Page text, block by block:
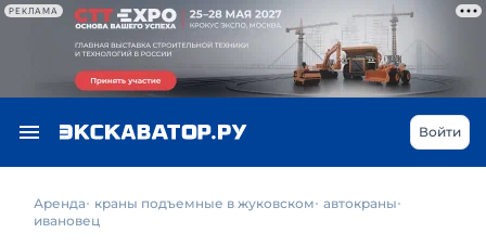
РЕКЛАМА
Войти
Аренда краны подъемные в жуковском автокраны
ивановец